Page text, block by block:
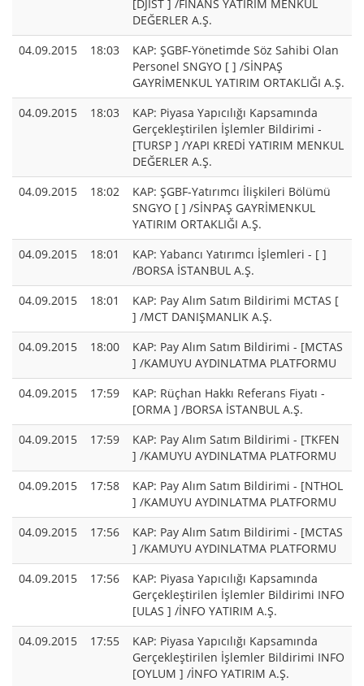
[DJIST ] /FİNANS YATIRIM MENKUL
DEĞERLER A.Ş.
04.09.2015
18:03
KAP: ŞGBF-Yönetimde Söz Sahibi Olan
Personel SNGYO [ ] /SİNPAŞ
GAYRİMENKUL YATIRIM ORTAKLIĞI A.Ş.
04.09.2015
18:03
KAP: Piyasa Yapıcılığı Kapsamında
Gerçekleştirilen İşlemler Bildirimi -
[TURSP ] /YAPI KREDİ YATIRIM MENKUL
DEĞERLER A.Ş.
04.09.2015
18:02
KAP: ŞGBF-Yatırımcı İlişkileri Bölümü
SNGYO [ ] /SİNPAŞ GAYRİMENKUL
YATIRIM ORTAKLIĞI A.Ş.
04.09.2015
18:01
KAP: Yabancı Yatırımcı İşlemleri - [ ]
/BORSA İSTANBUL A.Ş.
04.09.2015
18:01
KAP: Pay Alım Satım Bildirimi MCTAS [
] /MCT DANIŞMANLIK A.Ş.
04.09.2015
18:00
KAP: Pay Alım Satım Bildirimi - [MCTAS
] /KAMUYU AYDINLATMA PLATFORMU
04.09.2015
17:59
KAP: Rüçhan Hakkı Referans Fiyatı -
[ORMA ] /BORSA İSTANBUL A.Ş.
04.09.2015
17:59
KAP: Pay Alım Satım Bildirimi - [TKFEN
] /KAMUYU AYDINLATMA PLATFORMU
04.09.2015
17:58
KAP: Pay Alım Satım Bildirimi - [NTHOL
] /KAMUYU AYDINLATMA PLATFORMU
04.09.2015
17:56
KAP: Pay Alım Satım Bildirimi - [MCTAS
] /KAMUYU AYDINLATMA PLATFORMU
04.09.2015
17:56
KAP: Piyasa Yapıcılığı Kapsamında
Gerçekleştirilen İşlemler Bildirimi INFO
[ULAS ] /İNFO YATIRIM A.Ş.
04.09.2015
17:55
KAP: Piyasa Yapıcılığı Kapsamında
Gerçekleştirilen İşlemler Bildirimi INFO
[OYLUM ] /İNFO YATIRIM A.Ş.